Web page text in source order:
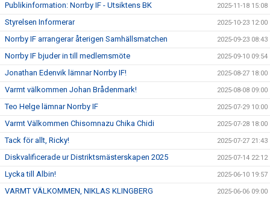
Publikinformation: Norrby IF - Utsiktens BK 2025-11-18 15:08
Styrelsen Informerar 2025-10-23 12:00
Norrby IF arrangerar återigen Samhällsmatchen 2025-09-23 08:43
Norrby IF bjuder in till medlemsmöte 2025-09-10 09:54
Jonathan Edenvik lämnar Norrby IF! 2025-08-27 18:00
Varmt välkommen Johan Brådenmark! 2025-08-08 09:00
Teo Helge lämnar Norrby IF 2025-07-29 10:00
Varmt Välkommen Chisomnazu Chika Chidi 2025-07-28 18:00
Tack för allt, Ricky! 2025-07-27 21:43
Diskvalificerade ur Distriktsmästerskapen 2025 2025-07-14 22:12
Lycka till Albin! 2025-06-10 19:57
VARMT VÄLKOMMEN, NIKLAS KLINGBERG 2025-06-06 09:00